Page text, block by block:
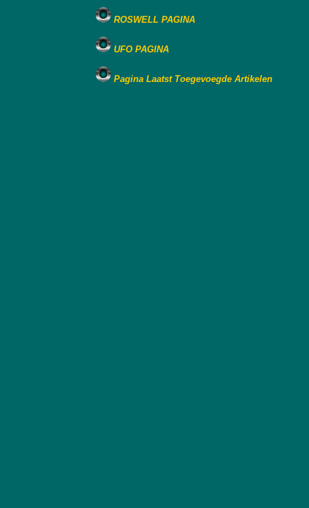
ROSWELL PAGINA
UFO PAGINA
Pagina Laatst Toegevoegde Artikelen